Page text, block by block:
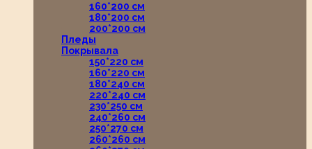
160*200 см
180*200 см
200*200 см
Пледы
Покрывала
150*220 см
160*220 см
180*240 см
220*240 см
230*250 см
240*260 см
250*270 см
260*260 см